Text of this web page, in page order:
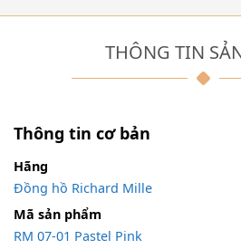
THÔNG TIN
Thông tin cơ bản
Hãng
Đồng hồ Richard Mille
Mã sản phẩm
RM 07-01 Pastel Pink